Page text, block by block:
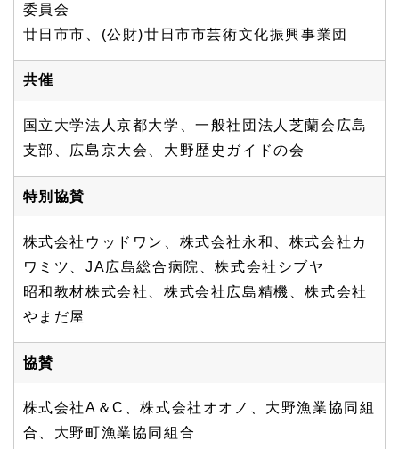
委員会
廿日市市、(公財)廿日市市芸術文化振興事業団
共催
国立大学法人京都大学、一般社団法人芝蘭会広島
支部、広島京大会、大野歴史ガイドの会
特別協賛
株式会社ウッドワン、株式会社永和、株式会社カ
ワミツ、JA広島総合病院、株式会社シブヤ
昭和教材株式会社、株式会社広島精機、株式会社
やまだ屋
協賛
株式会社A＆C、株式会社オオノ、大野漁業協同組
合、大野町漁業協同組合